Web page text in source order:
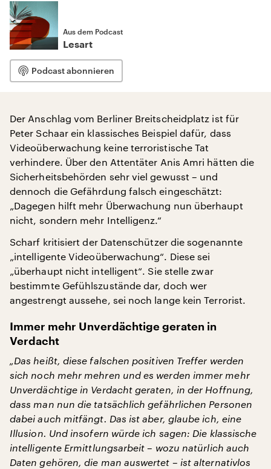
Aus dem Podcast
Lesart
Podcast abonnieren
Der Anschlag vom Berliner Breitscheidplatz ist für
Peter Schaar ein klassisches Beispiel dafür, dass
Videoüberwachung keine terroristische Tat
verhindere. Über den Attentäter Anis Amri hätten die
Sicherheitsbehörden sehr viel gewusst – und
dennoch die Gefährdung falsch eingeschätzt:
„Dagegen hilft mehr Überwachung nun überhaupt
nicht, sondern mehr Intelligenz.“
Scharf kritisiert der Datenschützer die sogenannte
„intelligente Videoüberwachung“. Diese sei
„überhaupt nicht intelligent“. Sie stelle zwar
bestimmte Gefühlszustände dar, doch wer
angestrengt aussehe, sei noch lange kein Terrorist.
Immer mehr Unverdächtige geraten in
Verdacht
„Das heißt, diese falschen positiven Treffer werden
sich noch mehr mehren und es werden immer mehr
Unverdächtige in Verdacht geraten, in der Hoffnung,
dass man nun die tatsächlich gefährlichen Personen
dabei auch mitfängt. Das ist aber, glaube ich, eine
Illusion. Und insofern würde ich sagen: Die klassische
intelligente Ermittlungsarbeit – wozu natürlich auch
Daten gehören, die man auswertet – ist alternativlos